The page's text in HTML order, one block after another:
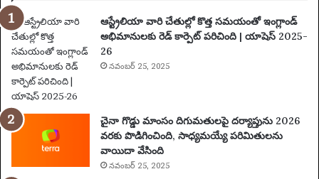
:
పూ
ర్తి
ప్ర
యా
ణం
,
న
గ
ఆస్ట్రేలియా వారి చేతుల్లో కొత్త సమయంతో ఇంగ్లాండ్
అభిమానులకు రెడ్ కార్పెట్ పరిచింది | యాషెస్ 2025-
26
నవంబర్ 25, 2025
చైనా గొడ్డు మాంసం దిగుమతులపై దర్యాప్తును 2026
వరకు పొడిగించింది, సాధ్యమయ్యే పరిమితులను
వాయిదా వేసింది
నవంబర్ 25, 2025